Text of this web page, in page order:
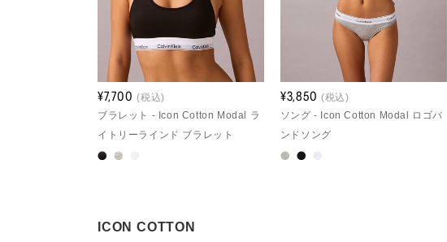
¥7,700 (税込)
ブラレット - Icon Cotton Modal ラ
イトリーラインド ブラレット
¥3,850 (税込)
ソング - Icon Cotton Modal ロゴバ
ンドソング
ICON COTTON